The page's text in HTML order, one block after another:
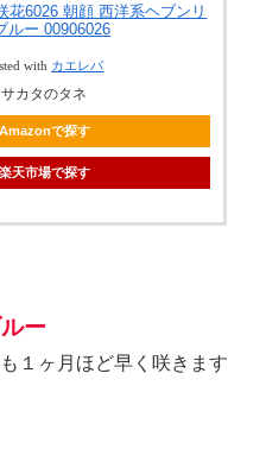
花6026 朝顔 西洋系ヘブンリ
ルー 00906026
with カエレバ
サカタのタネ
Amazonで探す
楽天市場で探す
ー
１ヶ月ほど早く咲きます